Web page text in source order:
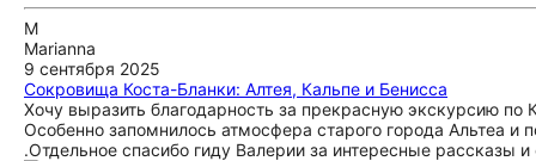
M
Marianna
9 сентября 2025
Сокровища Коста-Бланки: Алтея, Кальпе и Бенисса
Хочу выразить благодарность за прекрасную экскурсию по
Особенно запомнилось атмосфера старого города Альтеа
.Отдельное спасибо гиду Валерии за интересные рассказы